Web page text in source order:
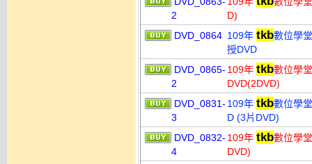
2
D)
DVD_0864 109年 tkb數位學
授DVD
DVD_0865-
2
109年 tkb數位學
DVD(2DVD)
DVD_0831-
3
109年 tkb數位學
D (3片DVD)
DVD_0832-
4
109年 tkb數位學
DVD)